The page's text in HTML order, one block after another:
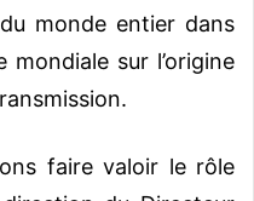
monde entier dans
sur l’origine
faire valoir le rôle